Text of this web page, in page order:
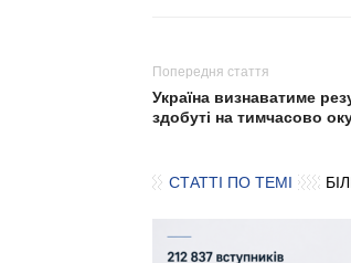
Попередня стаття
Україна визнаватиме
здобуті на тимчасово
СТАТТІ ПО ТЕМІ